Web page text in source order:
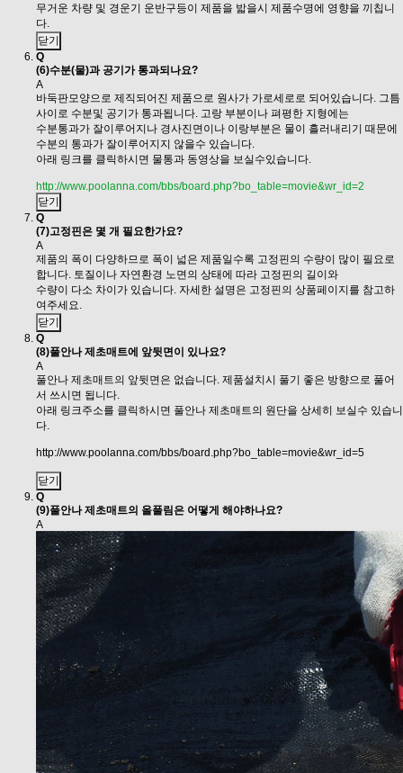
무거운 차량 및 경운기 운반구등이 제품을 밟을시 제품수명에 영향을 끼칩니
다.
닫기
Q
(6)수분(물)과 공기가 통과되나요?
A
바둑판모양으로 제직되어진 제품으로 원사가 가로세로로 되어있습니다. 그틈
사이로 수분및 공기가 통과됩니다. 고랑 부분이나 펴평한 지형에는
수분통과가 잘이루어지나 경사진면이나 이랑부분은 물이 흘러내리기 때문에
수분의 통과가 잘이루어지지 않을수 있습니다.
아래 링크를 클릭하시면 물통과 동영상을 보실수있습니다.
http://www.poolanna.com/bbs/board.php?bo_table=movie&wr_id=2
닫기
Q
(7)고정핀은 몇 개 필요한가요?
A
제품의 폭이 다양하므로 폭이 넓은 제품일수록 고정핀의 수량이 많이 필요로
합니다. 토질이나 자연환경 노면의 상태에 따라 고정핀의 길이와
수량이 다소 차이가 있습니다. 자세한 설명은 고정핀의 상품페이지를 참고하
여주세요.
닫기
Q
(8)풀안나 제초매트에 앞뒷면이 있나요?
A
풀안나 제초매트의 앞뒷면은 없습니다. 제품설치시 풀기 좋은 방향으로 풀어
서 쓰시면 됩니다.
아래 링크주소를 클릭하시면 풀안나 제초매트의 원단을 상세히 보실수 있습니
다.
http://www.poolanna.com/bbs/board.php?bo_table=movie&wr_id=5
닫기
Q
(9)풀안나 제초매트의 올풀림은 어떻게 해야하나요?
A